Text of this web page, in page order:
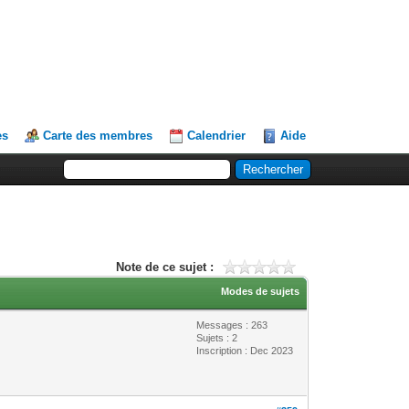
Carte des membres Calendrier Aide
Note de ce sujet :
Modes de sujets
Messages : 263
Sujets : 2
Inscription : Dec 2023